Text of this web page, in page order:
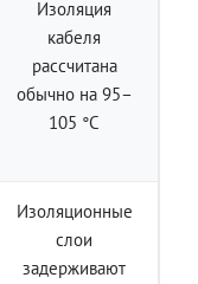
Изоляция
кабеля
рассчитана
обычно на 95–
105 °C
Изоляционные
слои
задерживают